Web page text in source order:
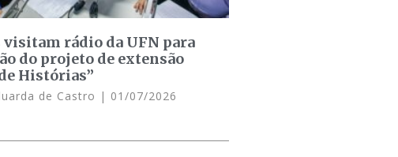
visitam rádio da UFN para
do projeto de extensão
Histórias”
de Castro 01/07/2026